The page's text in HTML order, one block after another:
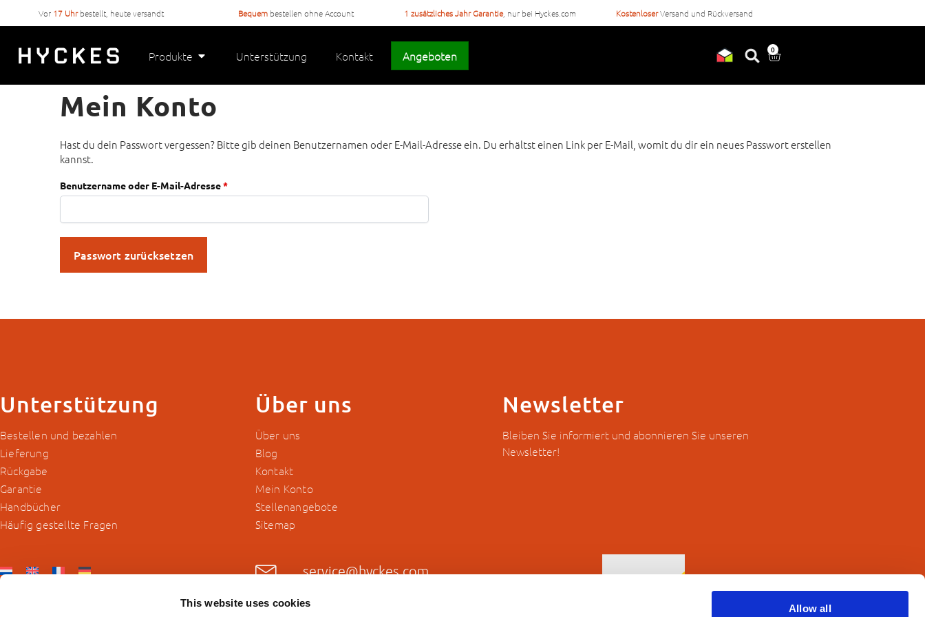
This website uses cookies Allow all
Vor 17 Uhrbestellt, heute versandt Bequem bestellen ohne Account 1 zusätzliches Jahr Garantie, nur bei Hyckes.com KostenloserVersand und Rückversand
Produkte Unterstützung Kontakt Angeboten 0
Mein Konto
Hast du dein Passwort vergessen? Bitte gib deinen Benutzernamen oder E-Mail-Adresse ein. Du erhältst einen Link per E-Mail, womit du dir ein neues Passwort erstellen
kannst.
Benutzername oder E-Mail-Adresse*
Passwort zurücksetzen
Unterstützung
Bestellen und bezahlen
Lieferung
Rückgabe
Garantie
Handbücher
Häufig gestellte Fragen
Über uns
Über uns
Blog
Kontakt
Mein Konto
Stellenangebote
Sitemap
Newsletter
Bleiben Sie informiert und abonnieren Sie unseren
Newsletter!
service@hyckes.com
+31403690404